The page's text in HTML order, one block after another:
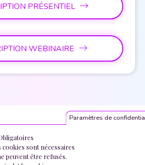
PRÉSENTIEL
WEBINAIRE
Paramètres de
cookies sont nécessaires
peuvent être refusés.